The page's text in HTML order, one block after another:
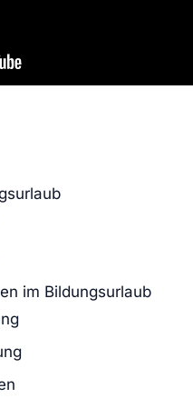
im Bildungsurlaub